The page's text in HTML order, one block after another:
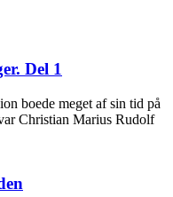
Del 1
boede meget af sin tid på
Christian Marius Rudolf